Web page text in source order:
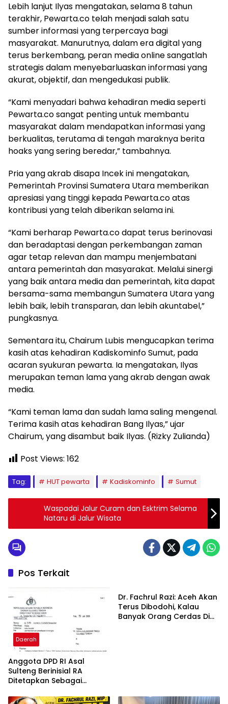
Lebih lanjut Ilyas mengatakan, selama 8 tahun
terakhir, Pewarta.co telah menjadi salah satu
sumber informasi yang terpercaya bagi
masyarakat. Manurutnya, dalam era digital yang
terus berkembang, peran media online sangatlah
strategis dalam menyebarluaskan informasi yang
akurat, objektif, dan mengedukasi publik.
“Kami menyadari bahwa kehadiran media seperti
Pewarta.co sangat penting untuk membantu
masyarakat dalam mendapatkan informasi yang
berkualitas, terutama di tengah maraknya berita
hoaks yang sering beredar,” tambahnya.
Pria yang akrab disapa Incek ini mengatakan,
Pemerintah Provinsi Sumatera Utara memberikan
apresiasi yang tinggi kepada Pewarta.co atas
kontribusi yang telah diberikan selama ini.
“Kami berharap Pewarta.co dapat terus berinovasi
dan beradaptasi dengan perkembangan zaman
agar tetap relevan dan mampu menjembatani
antara pemerintah dan masyarakat. Melalui sinergi
yang baik antara media dan pemerintah, kita dapat
bersama-sama membangun Sumatera Utara yang
lebih baik, lebih transparan, dan lebih akuntabel,”
pungkasnya.
Sementara itu, Chairum Lubis mengucapkan terima
kasih atas kehadiran Kadiskominfo Sumut, pada
acaran syukuran pewarta. Ia mengatakan, Ilyas
merupakan teman lama yang akrab dengan awak
media.
“Kami teman lama dan sudah lama saling mengenal.
Terima kasih atas kehadiran Bang Ilyas,” ujar
Chairum, yang disambut baik Ilyas. (Rizky Zulianda)
Post Views: 162
Tag: HUT pewarta Kadiskominfo Sumut
Waspadai Jalur Curam dan Esktrim Selama
Nataru di Jalur Wisata
Pos Terkait
Daerah
Anggota DPD RI Asal
Sulteng Berinisial RA
Ditetapkan Sebagai
PAW
Dr. Fachrul Razi: Aceh Akan
Terus Dibodohi, Kalau
Banyak Orang Cerdas Di